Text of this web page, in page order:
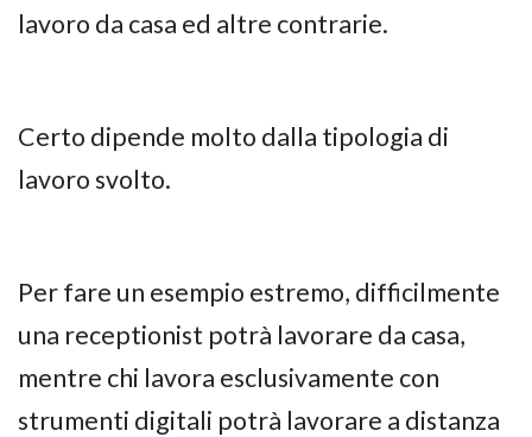
lavoro da casa ed altre contrarie.
Certo dipende molto dalla tipologia di
lavoro svolto.
Per fare un esempio estremo, difficilmente
una receptionist potrà lavorare da casa,
mentre chi lavora esclusivamente con
strumenti digitali potrà lavorare a distanza